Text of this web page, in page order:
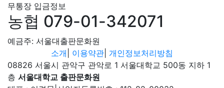
무통장 입금정보
농협 079-01-342071
예금주: 서울대출판문화원
소개
이용약관 개인정보처리방침
08826 서울시 관악구 관악로 1 서울대학교 500동 지하 1
층 서울대학교 출판문화원